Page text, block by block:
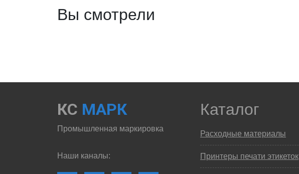
Вы смотрели
КС МАРК
Промышленная маркировка
Наши каналы:
Каталог
Расходные материалы
Принтеры печати этикеток